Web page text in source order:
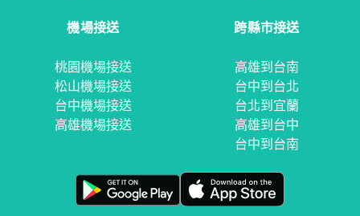
機場接送
桃園機場接送
松山機場接送
台中機場接送
高雄機場接送
跨縣市接送
高雄到台南
台中到台北
台北到宜蘭
高雄到台中
台中到台南